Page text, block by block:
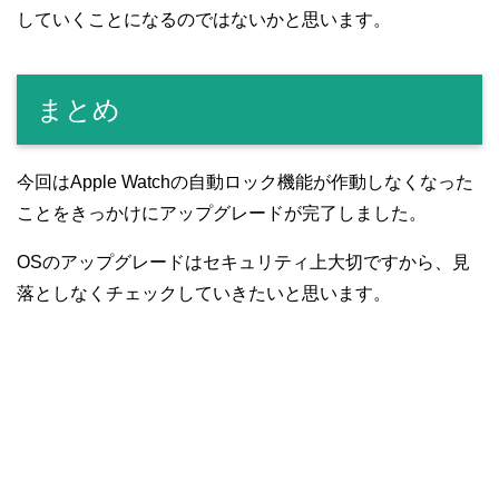
していくことになるのではないかと思います。
まとめ
今回はApple Watchの自動ロック機能が作動しなくなった
ことをきっかけにアップグレードが完了しました。
OSのアップグレードはセキュリティ上大切ですから、見
落としなくチェックしていきたいと思います。